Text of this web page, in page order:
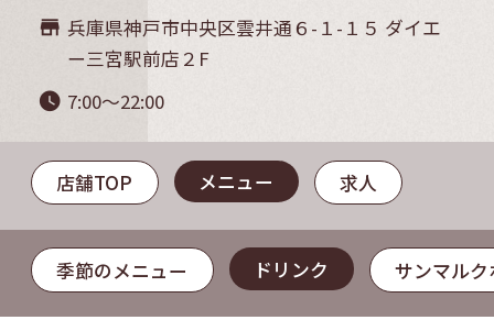
store_mall_directory 兵庫県神戸市中央区雲井通６-１-１５ ダイエ
ー三宮駅前店２F
watch_later 7:00～22:00
店舗TOP メニュー 求人
季節のメニュー ドリンク サンマル